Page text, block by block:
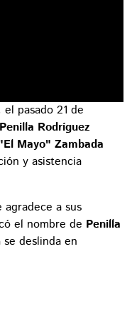
pasado 21 de
Rodríguez
Mayo" Zambada
y asistencia
agradece a sus
el nombre de Penilla
deslinda en